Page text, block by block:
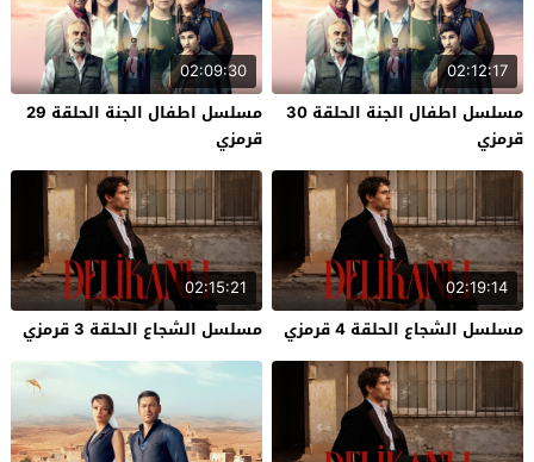
02:12:17
مسلسل اطفال الجنة الحلقة 30
قرمزي
02:09:30
مسلسل اطفال الجنة الحلقة 29
قرمزي
02:19:14
مسلسل الشجاع الحلقة 4 قرمزي
02:15:21
مسلسل الشجاع الحلقة 3 قرمزي